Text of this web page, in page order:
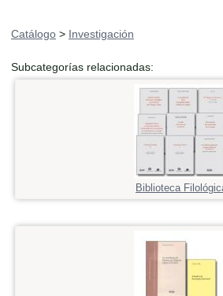
Catálogo > Investigación
Subcategorías relacionadas:
Biblioteca